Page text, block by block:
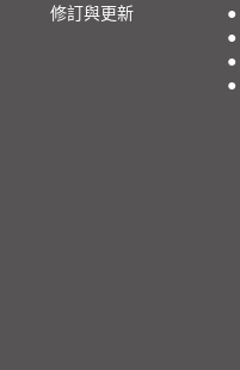
修訂與更新
●
●
●
●